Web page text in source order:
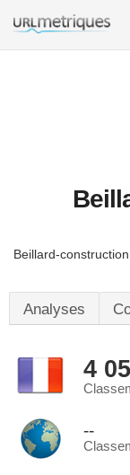
Beillard-
Analyses
4
--